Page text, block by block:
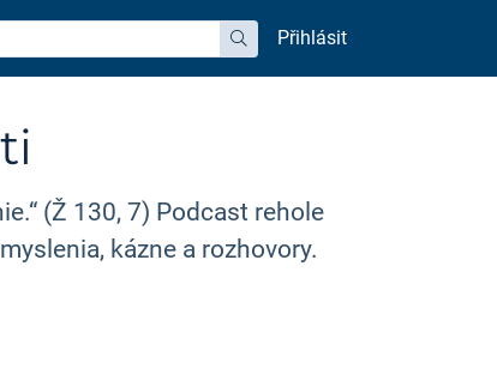
hledat
Přihlásit
(Ž 130, 7) Podcast rehole
kázne a rozhovory.